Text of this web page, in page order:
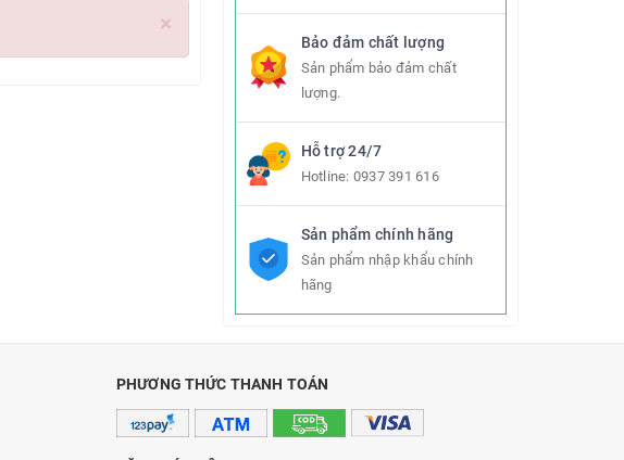
×
Bảo đảm chất lượng
Sản phẩm bảo đảm chất
lượng.
Hỗ trợ 24/7
Hotline: 0937 391 616
Sản phẩm chính hãng
Sản phẩm nhập khẩu chính
hãng
PHƯƠNG THỨC THANH TOÁN